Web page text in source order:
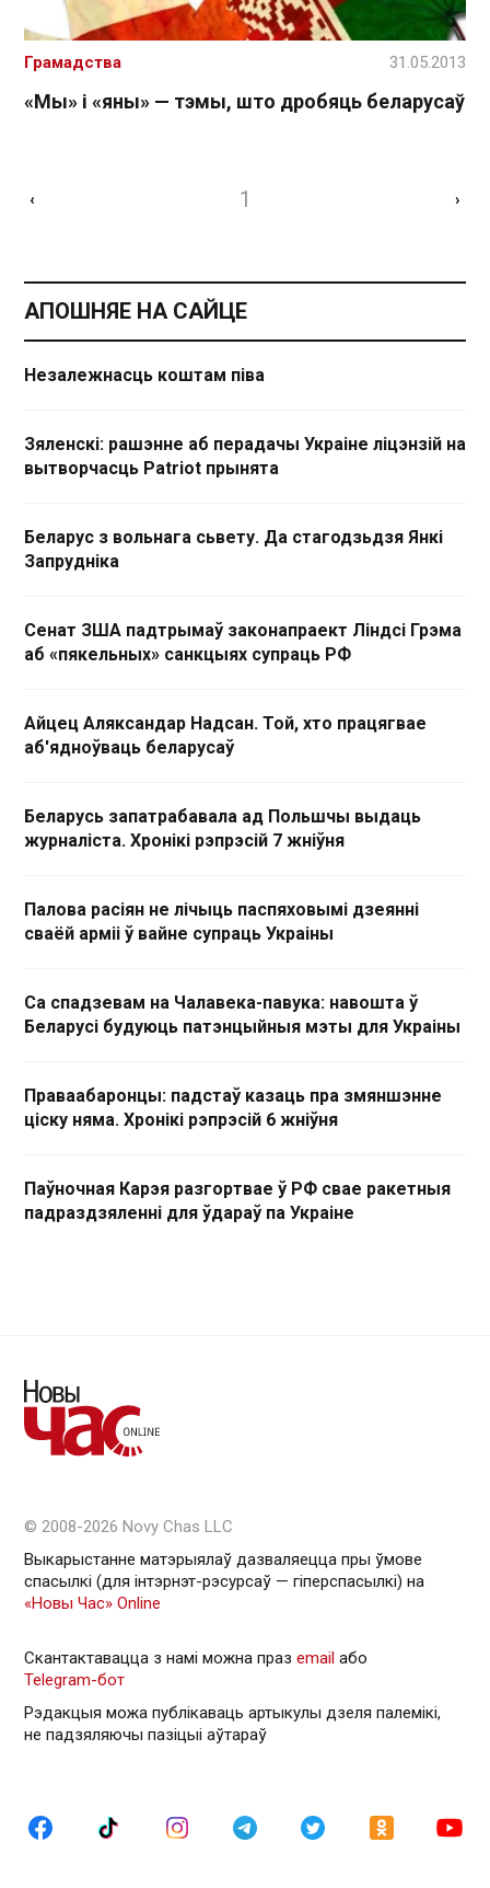
«Мы» і «яны» — тэмы, што дробяць беларусаў
Грамадства 31.05.2013
‹ 1 ›
АПОШНЯЕ НА САЙЦЕ
Незалежнасць коштам піва
Зяленскі: рашэнне аб перадачы Украіне ліцэнзій на
вытворчасць Patriot прынята
Беларус з вольнага сьвету. Да стагодзьдзя Янкі
Запрудніка
Сенат ЗША падтрымаў законапраект Ліндсі Грэма
аб «пякельных» санкцыях супраць РФ
Айцец Аляксандар Надсан. Той, хто працягвае
аб'ядноўваць беларусаў
Беларусь запатрабавала ад Польшчы выдаць
журналіста. Хронікі рэпрэсій 7 жніўня
Палова расіян не лічыць паспяховымі дзеянні
сваёй арміі ў вайне супраць Украіны
Са спадзевам на Чалавека-павука: навошта ў
Беларусі будуюць патэнцыйныя мэты для Украіны
Праваабаронцы: падстаў казаць пра змяншэнне
ціску няма. Хронікі рэпрэсій 6 жніўня
Паўночная Карэя разгортвае ў РФ свае ракетныя
падраздзяленні для ўдараў па Украіне
© 2008-2026 Novy Chas LLC
Выкарыстанне матэрыялаў дазваляецца пры ўмове
спасылкі (для інтэрнэт-рэсурсаў — гiперспасылкi) на
«Новы Час» Online
Скантактавацца з намі можна праз email або
Telegram-бот
Рэдакцыя можа публікаваць артыкулы дзеля палемікі,
не падзяляючы пазіцыі аўтараў